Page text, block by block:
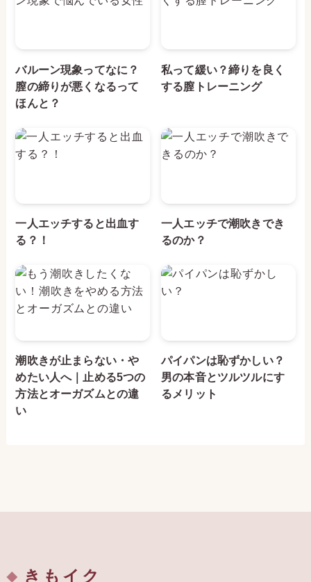
バルーン現象ってなに？
膣の締りが悪くなるって
ほんと？
私って緩い？締りを良く
する膣トレーニング
一人エッチすると出血す
る？！
一人エッチで潮吹きでき
るのか？
潮吹きが止まらない・や
めたい人へ｜止める5つの
方法とオーガズムとの違
い
パイパンは恥ずかしい？
男の本音とツルツルにす
るメリット
きもイク